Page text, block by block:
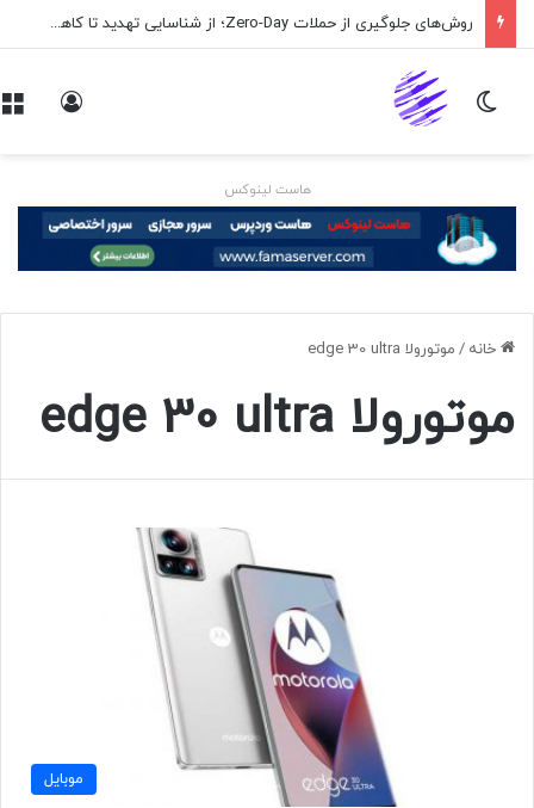
روش‌های جلوگیری از حملات Zero-Day؛ از شناسایی تهدید تا کاهش ریسک
تغییر پوسته
هاست لینوکس
خانه / موتورولا edge 30 ultra
موتورولا edge 30 ultra
موبايل